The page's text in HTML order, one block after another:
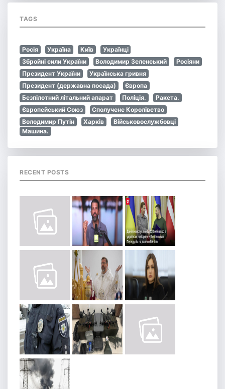
TAGS
Росія Україна Київ
Українці
Збройні сили України
Володимир Зеленський
Росіяни
Президент України
Українська гривня
Президент (державна посада)
Європа
Безпілотний літальний апарат
Поліція.
Ракета.
Європейський Союз
Сполучене Королівство
Володимир Путін
Харків
Військовослужбовці
Машина.
RECENT POSTS